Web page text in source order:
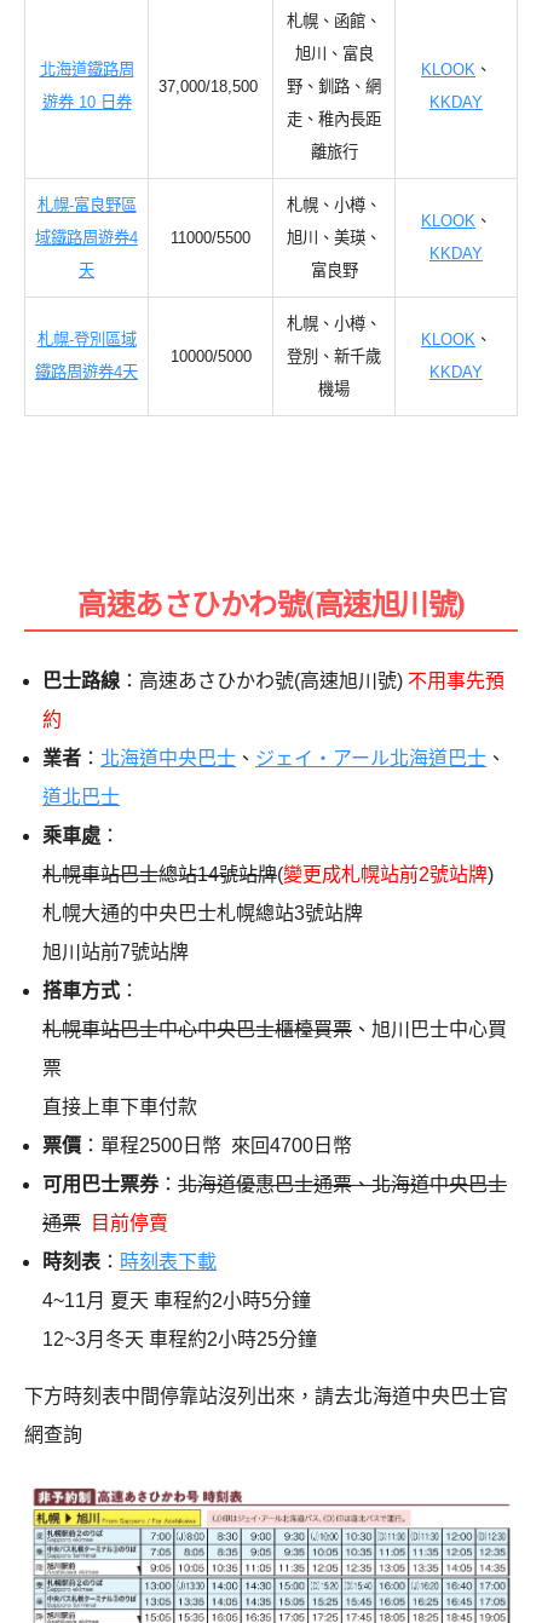
北海道鐵路周
遊券 10 日券
37,000/18,500
札幌、函館、
旭川、富良
野、釧路、網
走、稚內長距
離旅行
KLOOK 、
KKDAY
札幌-富良野區
域鐵路周遊券4
天
11000/5500
札幌、小樽、
旭川、美瑛、
富良野
KLOOK 、
KKDAY
札幌-登別區域
鐵路周遊券4天
10000/5000
札幌、小樽、
登別、新千歲
機場
KLOOK 、
KKDAY
高速あさひかわ號(高速旭川號)
巴士路線 ：高速あさひかわ號(高速旭川號) 不用事先預
約
業者 ： 北海道中央巴士 、 ジェイ・アール北海道巴士 、
道北巴士
乘車處 ：
札幌車站巴士總站14號站牌(變更成札幌站前2號站牌)
札幌大通的中央巴士札幌總站3號站牌
旭川站前7號站牌
搭車方式 ：
札幌車站巴士中心中央巴士櫃檯買票 、旭川巴士中心買
票
直接上車下車付款
票價 ：單程2500日幣 來回4700日幣
可用巴士票券： 北海道優惠巴士通票、北海道中央巴士
通票
目前停賣
時刻表 ： 時刻表下載
4~11月 夏天 車程約2小時5分鐘
12~3月冬天 車程約2小時25分鐘
下方時刻表中間停靠站沒列出來，請去北海道中央巴士官
網查詢